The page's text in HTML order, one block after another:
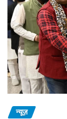
न्यूज़